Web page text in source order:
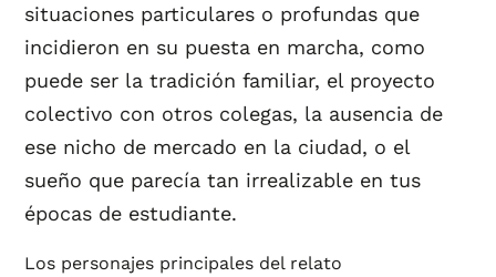
situaciones particulares o profundas que
incidieron en su puesta en marcha, como
puede ser la tradición familiar, el proyecto
colectivo con otros colegas, la ausencia de
ese nicho de mercado en la ciudad, o el
sueño que parecía tan irrealizable en tus
épocas de estudiante.
Los personajes principales del relato